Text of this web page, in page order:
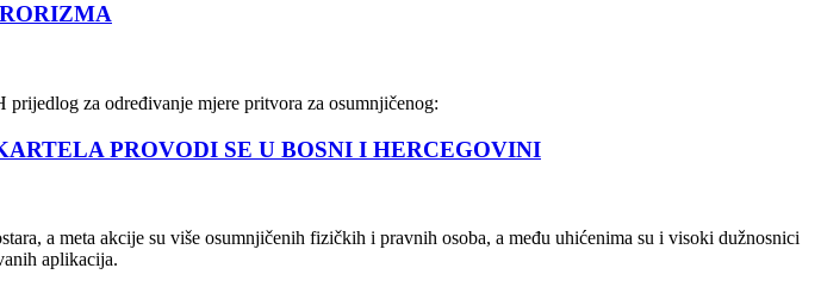
za određivanje mjere pritvora za osumnjičenog:
PROVODI SE U BOSNI I HERCEGOVINI
a meta akcije su više osumnjičenih fizičkih i pravnih osoba, a među uhićenima su i visoki dužnosnici
aplikacija.